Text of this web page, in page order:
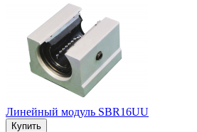
Линейный модуль SBR16UU